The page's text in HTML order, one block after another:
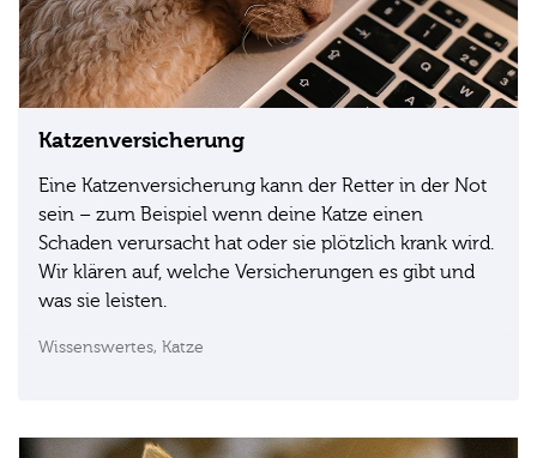
Katzenversicherung
Eine Katzenversicherung kann der Retter in der Not
sein – zum Beispiel wenn deine Katze einen
Schaden verursacht hat oder sie plötzlich krank wird.
Wir klären auf, welche Versicherungen es gibt und
was sie leisten.
Wissenswertes, Katze